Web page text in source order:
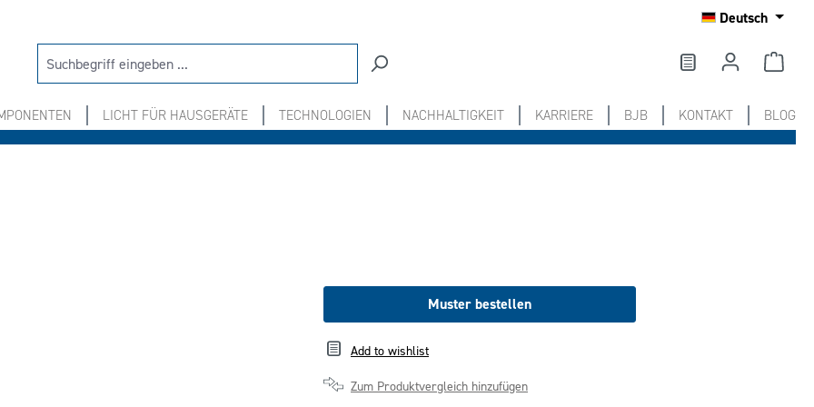
Deutsch
LICHT FÜR HAUSGERÄTE TECHNOLOGIEN NACHHALTIGKEIT KARRIERE BJB KONTAKT BLOG
Muster bestellen
Add to wishlist
Zum Produktvergleich hinzufügen